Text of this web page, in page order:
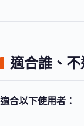
適合誰、不
適合以下使用者：